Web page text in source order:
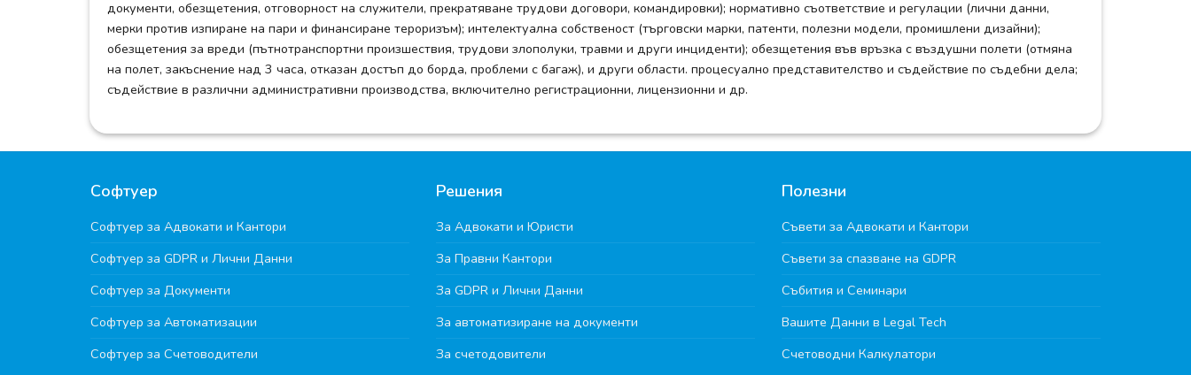
документи, обезщетения, отговорност на служители, прекратяване трудови договори, командировки); нормативно съответствие и регулации (лични данни,
мерки против изпиране на пари и финансиране тероризъм); интелектуална собственост (търговски марки, патенти, полезни модели, промишлени дизайни);
обезщетения за вреди (пътнотранспортни произшествия, трудови злополуки, травми и други инциденти); обезщетения във връзка с въздушни полети (отмяна
на полет, закъснение над 3 часа, отказан достъп до борда, проблеми с багаж), и други области. процесуално представителство и съдействие по съдебни дела;
съдействие в различни административни производства, включително регистрационни, лицензионни и др.
Софтуер
Софтуер за Адвокати и Кантори
Софтуер за GDPR и Лични Данни
Софтуер за Документи
Софтуер за Автоматизации
Софтуер за Счетоводители
Решения
За Адвокати и Юристи
За Правни Кантори
За GDPR и Лични Данни
За автоматизиране на документи
За счетодовители
Полезни
Съвети за Адвокати и Кантори
Съвети за спазване на GDPR
Събития и Семинари
Вашите Данни в Legal Tech
Счетоводни Калкулатори